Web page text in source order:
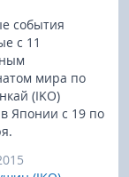
события
с 11
мира по
(IKO)
Японии с 19 по